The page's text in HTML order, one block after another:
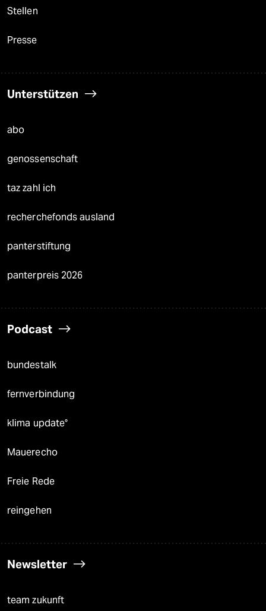
Stellen
Presse
Unterstützen
abo
genossenschaft
taz zahl ich
recherchefonds ausland
panterstiftung
panterpreis 2026
Podcast
bundestalk
fernverbindung
klima update°
Mauerecho
Freie Rede
reingehen
Newsletter
team zukunft